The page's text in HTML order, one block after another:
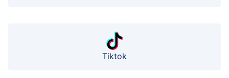
Tiktok